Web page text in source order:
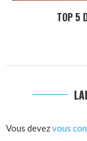
TOP 5
Vous devezvous